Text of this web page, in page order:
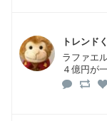
トレンド
ラファエ
４億円が